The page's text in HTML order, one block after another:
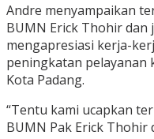
Andre menyampaikan
BUMN Erick Thohir dan
mengapresiasi kerja-
peningkatan pelayanan
Kota Padang.
“Tentu kami ucapkan
BUMN Pak Erick